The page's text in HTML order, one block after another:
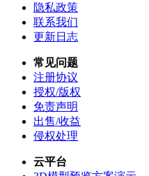
隐私政策
联系我们
更新日志
常见问题
注册协议
授权/版权
免责声明
出售/收益
侵权处理
云平台